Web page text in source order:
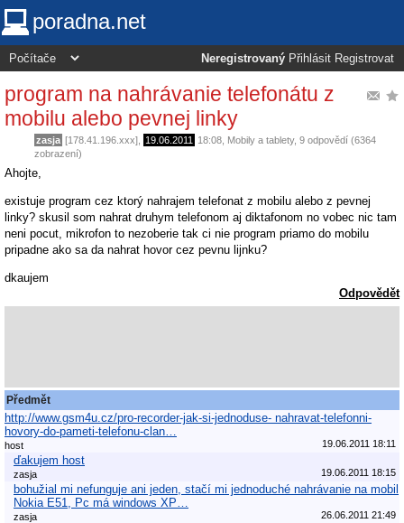
poradna.net
Neregistrovaný Přihlásit Registrovat
program na nahrávanie telefonátu z
mobilu alebo pevnej linky
zasja [178.41.196.xxx], 19.06.2011 18:08 Mobily a tablety, 9 odpovědí (6364
zobrazení)
Ahojte,
existuje program cez ktorý nahrajem telefonat z mobilu alebo z pevnej
linky? skusil som nahrat druhym telefonom aj diktafonom no vobec nic tam
neni pocut, mikrofon to nezoberie tak ci nie program priamo do mobilu
pripadne ako sa da nahrat hovor cez pevnu lijnku?
dkaujem
Odpovědět
Předmět
http://www.gsm4u.cz/pro-recorder-jak-si-jednoduse- nahravat-telefonni-
hovory-do-pameti-telefonu-clan…
host 19.06.2011 18:11
ďakujem host
zasja 19.06.2011 18:15
bohužial mi nefunguje ani jeden, stačí mi jednoduché nahrávanie na mobil
Nokia E51, Pc má windows XP…
zasja 26.06.2011 21:49